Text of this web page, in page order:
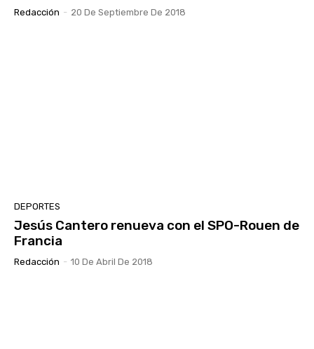
Redacción - 20 De Septiembre De 2018
DEPORTES
Jesús Cantero renueva con el SPO-Rouen de
Francia
Redacción - 10 De Abril De 2018